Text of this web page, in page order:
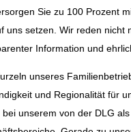
Sie zu 100 Prozent
uns setzen. Wir reden nicht
Information und
unseres
und Regionalität für
bei unserem von der DLG